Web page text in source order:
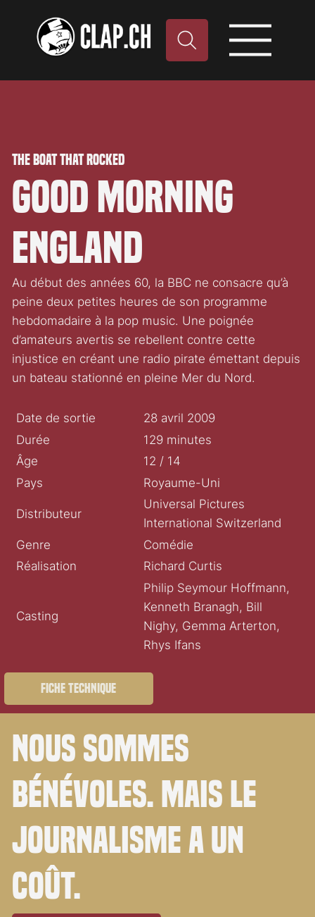
The Boat That Rocked
Good morning
england
Au début des années 60, la BBC ne consacre qu’à
peine deux petites heures de son programme
hebdomadaire à la pop music. Une poignée
d’amateurs avertis se rebellent contre cette
injustice en créant une radio pirate émettant depuis
un bateau stationné en pleine Mer du Nord.
Date de sortie
28 avril 2009
Durée
129 minutes
Âge
12 / 14
Pays
Royaume-Uni
Distributeur
Universal Pictures
International Switzerland
Genre
Comédie
Réalisation
Richard Curtis
Casting
Philip Seymour Hoffmann,
Kenneth Branagh, Bill
Nighy, Gemma Arterton,
Rhys Ifans
Fiche technique
Nous sommes
bénévoles. Mais le
journalisme a un
coût.